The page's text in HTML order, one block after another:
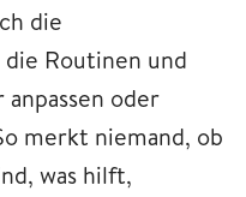
die
Routinen und
oder
merkt niemand, ob
was hilft,